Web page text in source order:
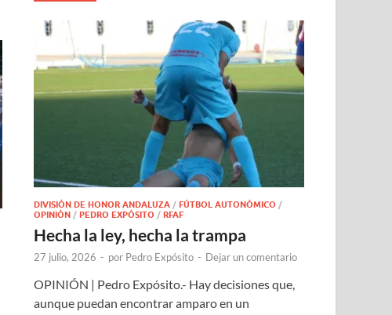
DIVISIÓN DE HONOR ANDALUZA /FÚTBOL AUTONÓMICO /
OPINIÓN /PEDRO EXPÓSITO /RFAF
Hecha la ley, hecha la trampa
27 julio, 2026 - por Pedro Expósito - Dejar un comentario
OPINIÓN | Pedro Expósito.- Hay decisiones que,
aunque puedan encontrar amparo en un